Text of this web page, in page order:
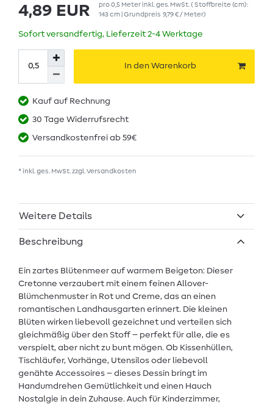
4,89 EUR pro0,5 Meterinkl. ges. MwSt. ( Stoffbreite (cm):
143 cm | Grundpreis 9,79 € / Meter)
Sofort versandfertig, Lieferzeit 2-4 Werktage
In den Warenkorb
Kauf auf Rechnung
30 Tage Widerrufsrecht
Versandkostenfrei ab 59€
* inkl. ges. MwSt. zzgl. Versandkosten
Weitere Details
Beschreibung
Ein zartes Blütenmeer auf warmem Beigeton: Dieser
Cretonne verzaubert mit einem feinen Allover-
Blümchenmuster in Rot und Creme, das an einen
romantischen Landhausgarten erinnert. Die kleinen
Blüten wirken liebevoll gezeichnet und verteilen sich
gleichmäßig über den Stoff – perfekt für alle, die es
verspielt, aber nicht zu bunt mögen. Ob Kissenhüllen,
Tischläufer, Vorhänge, Utensilos oder liebevoll
genähte Accessoires – dieses Dessin bringt im
Handumdrehen Gemütlichkeit und einen Hauch
Nostalgie in dein Zuhause. Auch für Kinderzimmer,